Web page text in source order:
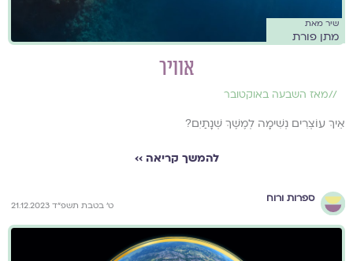
שיר מאת
מתן פורת
אוויר
//מאז השבעה באוקטובר
אֵיךְ עוֹצְרִים נְשִׁימָה לְמֶשֶׁךְ שְׁנָתַיִם?
להמשך קריאה ››
ספרות ורוח
ט׳ בטבת תשפ״ד 21.12.2023